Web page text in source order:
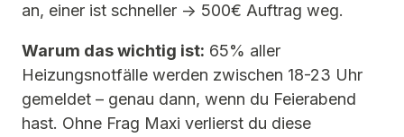
an, einer ist schneller → 500€ Auftrag weg.
Warum das wichtig ist: 65% aller
Heizungsnotfälle werden zwischen 18-23 Uhr
gemeldet – genau dann, wenn du Feierabend
hast. Ohne Frag Maxi verlierst du diese